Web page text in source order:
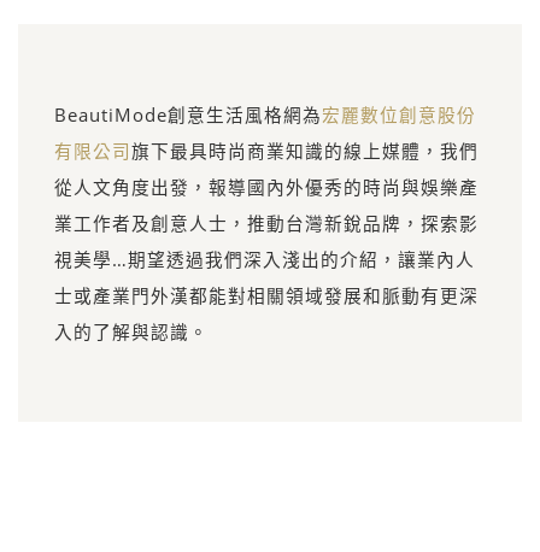
BeautiMode創意生活風格網為宏麗數位創意股份
有限公司旗下最具時尚商業知識的線上媒體，我們
從人文角度出發，報導國內外優秀的時尚與娛樂產
業工作者及創意人士，推動台灣新銳品牌，探索影
視美學…期望透過我們深入淺出的介紹，讓業內人
士或產業門外漢都能對相關領域發展和脈動有更深
入的了解與認識。